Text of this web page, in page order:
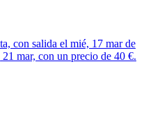
con salida el mié, 17 mar de
mar, con un precio de 40 €.